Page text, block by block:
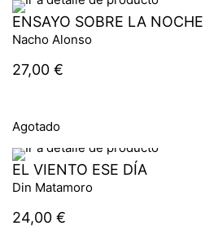
ENSAYO SOBRE LA NOCHE
Nacho Alonso
27,00 €
Agotado
EL VIENTO ESE DÍA
Din Matamoro
24,00 €